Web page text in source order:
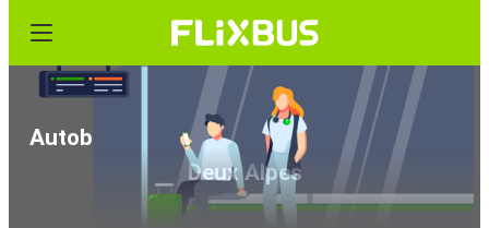
Autobús de Aeropuerto de Grenoble a Les
Deux Alpes